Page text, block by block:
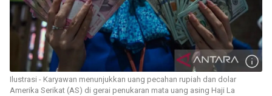
Ilustrasi - Karyawan menunjukkan uang pecahan rupiah dan dolar
Amerika Serikat (AS) di gerai penukaran mata uang asing Haji La